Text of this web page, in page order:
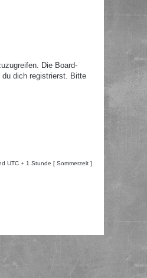
Die Board-
du dich registrierst. Bitte
UTC + 1 Stunde [ Sommerzeit ]